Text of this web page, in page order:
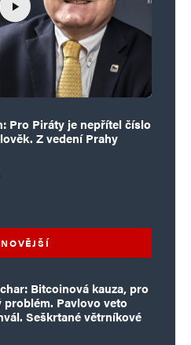
Pro Piráty je nepřítel číslo
Z vedení Prahy
Bitcoinová kauza, pro
problém. Pavlovo veto
Seškrtané větrníkové